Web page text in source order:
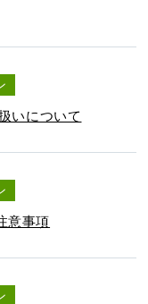
いについて
意事項